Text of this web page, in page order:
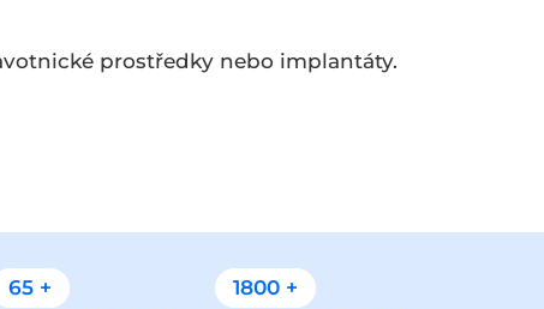
prostředky nebo implantáty.
65 + 1800 +